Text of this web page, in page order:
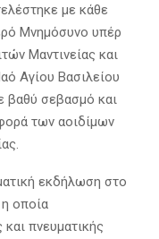
με κάθε
Μνημόσυνο υπέρ
Μαντινείας και
Αγίου Βασιλείου
βαθύ σεβασμό και
των αοιδίμων
εκδήλωση στο
οποία
πνευματικής